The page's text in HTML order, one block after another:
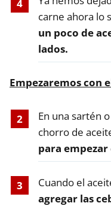
carne ahora lo
un poco de
lados.
Empezaremos con
En una sartén
chorro de
para empezar
Cuando el
agregar las